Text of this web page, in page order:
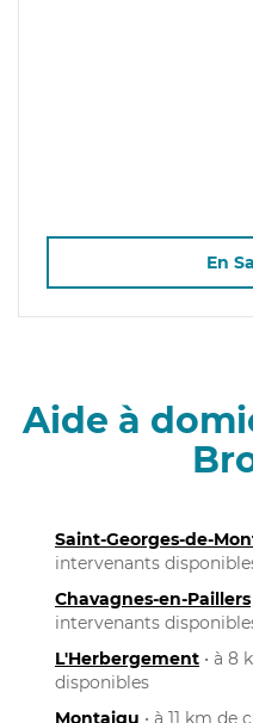
En
Aide à
Saint-Georges-de-
intervenants
Chavagnes-en-Paillers
intervenants
L'Herbergement • à 8
disponibles
Montaigu • à 11 km de